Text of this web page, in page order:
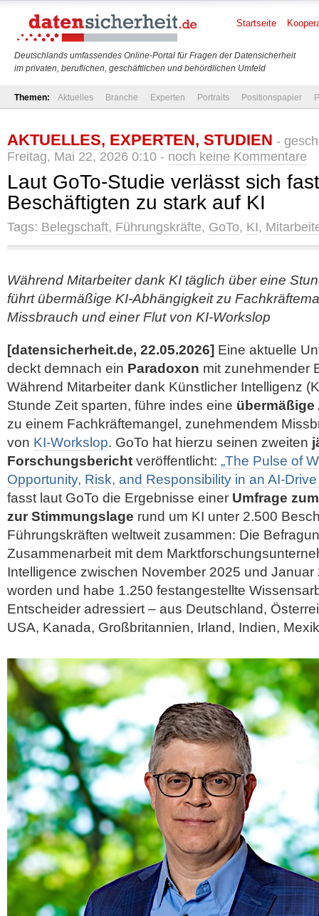
Deutschlands umfassendes Online-Portal für Fragen der Datensicherheit
im privaten, beruflichen, geschäftlichen und behördlichen Umfeld
Startseite
Themen: Aktuelles Branche Experten Portraits Positionspapier
AKTUELLES, EXPERTEN, STUDIEN -
Freitag, Mai 22, 2026 0:10 - noch keine Kommentare
Laut GoTo-Studie verlässt sich
Beschäftigten zu stark auf KI
Tags: Belegschaft, Führungskräfte, GoTo, KI,
Während Mitarbeiter dank KI täglich über eine
führt übermäßige KI-Abhängigkeit zu
Missbrauch und einer Flut von KI-Workslop
[datensicherheit.de, 22.05.2026] Eine aktuelle
deckt demnach ein Paradoxon mit zunehmender
Während Mitarbeiter dank Künstlicher Intelligenz
Stunde Zeit sparten, führe indes eine
zu einem Fachkräftemangel, zunehmendem
von KI-Workslop. GoTo hat hierzu seinen zweiten
Forschungsbericht veröffentlicht: „The Pulse of
Opportunity, Risk, and Responsibility in an AI-
fasst laut GoTo die Ergebnisse einer Umfrage
zur Stimmungslage rund um KI unter 2.500
Führungskräften weltweit zusammen: Die
Zusammenarbeit mit dem
Intelligence zwischen November 2025 und
worden und habe 1.250 festangestellte
Entscheider adressiert – aus Deutschland,
USA, Kanada, Großbritannien, Irland, Indien,